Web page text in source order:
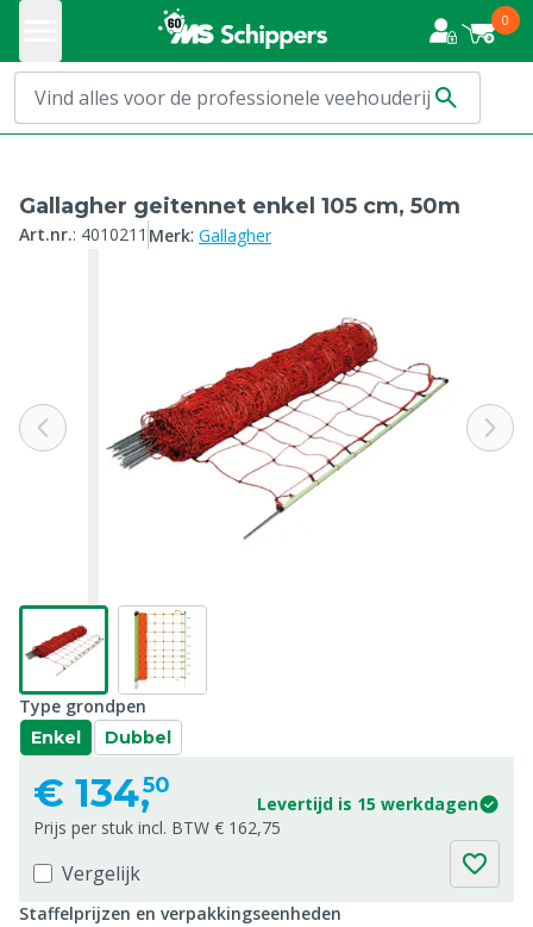
0
Gallagher geitennet enkel 105 cm, 50m
Art.nr.: 4010211 Merk: Gallagher
Type grondpen
Enkel Dubbel
€ 134,50
Levertijd is 15 werkdagen
Prijs per stuk incl. BTW € 162,75
Vergelijk
Staffelprijzen en verpakkingseenheden